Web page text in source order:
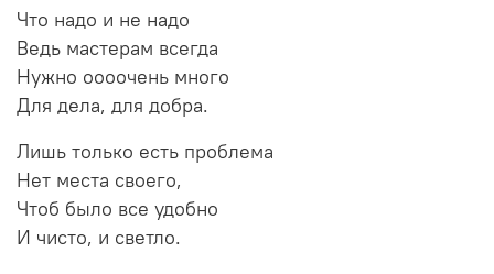
Что надо и не надо
Ведь мастерам всегда
Нужно оооочень много
Для дела, для добра.
Лишь только есть проблема
Нет места своего,
Чтоб было все удобно
И чисто, и светло.